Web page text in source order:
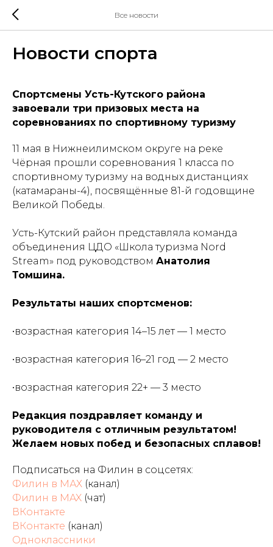
Все новости
Новости спорта
Спортсмены Усть-Кутского района
завоевали три призовых места на
соревнованиях по спортивному туризму
11 мая в Нижнеилимском округе на реке
Чёрная прошли соревнования 1 класса по
спортивному туризму на водных дистанциях
(катамараны-4), посвящённые 81-й годовщине
Великой Победы.
Усть-Кутский район представляла команда
объединения ЦДО «Школа туризма Nord
Stream» под руководством Анатолия
Томшина.
Результаты наших спортсменов:
•возрастная категория 14–15 лет — 1 место
•возрастная категория 16–21 год — 2 место
•возрастная категория 22+ — 3 место
Редакция поздравляет команду и
руководителя с отличным результатом!
Желаем новых побед и безопасных сплавов!
Подписаться на Филин в соцсетях:
Филин в МАХ (канал)
Филин в MAX (чат)
ВКонтакте
ВКонтакте (канал)
Одноклассники